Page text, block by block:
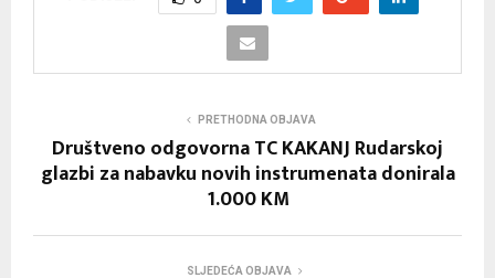
PRETHODNA OBJAVA
Društveno odgovorna TC KAKANJ Rudarskoj
glazbi za nabavku novih instrumenata donirala
1.000 KM
SLJEDEĆA OBJAVA